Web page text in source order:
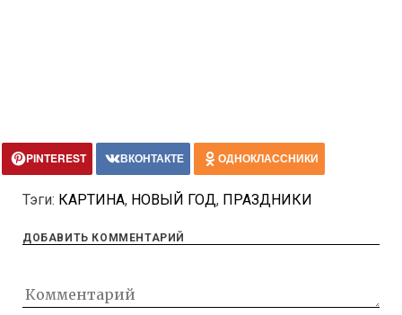
PINTEREST ВКОНТАКТЕ ОДНОКЛАССНИКИ
Тэги: КАРТИНА, НОВЫЙ ГОД, ПРАЗДНИКИ
ДОБАВИТЬ КОММЕНТАРИЙ